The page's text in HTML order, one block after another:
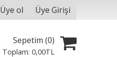
Üye ol Üye Girişi
Sepetim (0)
Toplam:0,00TL